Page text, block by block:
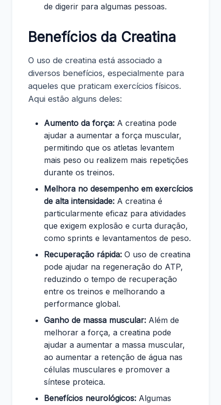
de digerir para algumas pessoas.
Benefícios da Creatina
O uso de creatina está associado a
diversos benefícios, especialmente para
aqueles que praticam exercícios físicos.
Aqui estão alguns deles:
Aumento da força: A creatina pode
ajudar a aumentar a força muscular,
permitindo que os atletas levantem
mais peso ou realizem mais repetições
durante os treinos.
Melhora no desempenho em exercícios
de alta intensidade: A creatina é
particularmente eficaz para atividades
que exigem explosão e curta duração,
como sprints e levantamentos de peso.
Recuperação rápida: O uso de creatina
pode ajudar na regeneração do ATP,
reduzindo o tempo de recuperação
entre os treinos e melhorando a
performance global.
Ganho de massa muscular: Além de
melhorar a força, a creatina pode
ajudar a aumentar a massa muscular,
ao aumentar a retenção de água nas
células musculares e promover a
síntese proteica.
Benefícios neurológicos: Algumas